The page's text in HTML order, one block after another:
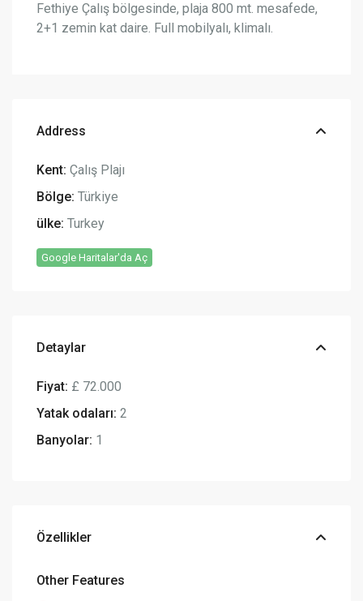
Fethiye Çalış bölgesinde, plaja 800 mt. mesafede,
2+1 zemin kat daire. Full mobilyalı, klimalı.
Address
Kent: Çalış Plajı
Bölge: Türkiye
ülke: Turkey
Google Haritalar'da Aç
Detaylar
Fiyat: £ 72.000
Yatak odaları: 2
Banyolar: 1
Özellikler
Other Features